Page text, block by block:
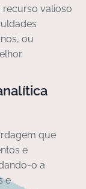
recurso valioso
ou
que
e
o a
e